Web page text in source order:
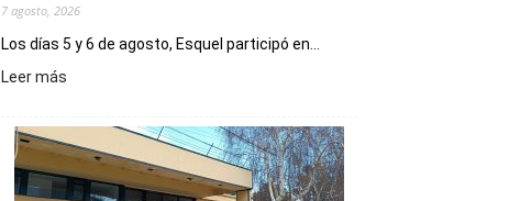
7 agosto, 2026
Los días 5 y 6 de agosto, Esquel participó en...
Leer más
su
potencial
como